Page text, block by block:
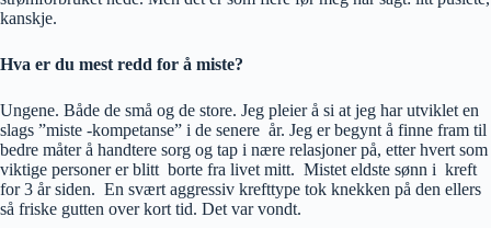
kanskje.
Hva er du mest redd for å miste?
Ungene. Både de små og de store. Jeg pleier å si at jeg har utviklet en
slags ”miste -kompetanse” i de senere år. Jeg er begynt å finne fram til
bedre måter å handtere sorg og tap i nære relasjoner på, etter hvert som
viktige personer er blitt borte fra livet mitt. Mistet eldste sønn i kreft
for 3 år siden. En svært aggressiv krefttype tok knekken på den ellers
så friske gutten over kort tid. Det var vondt.